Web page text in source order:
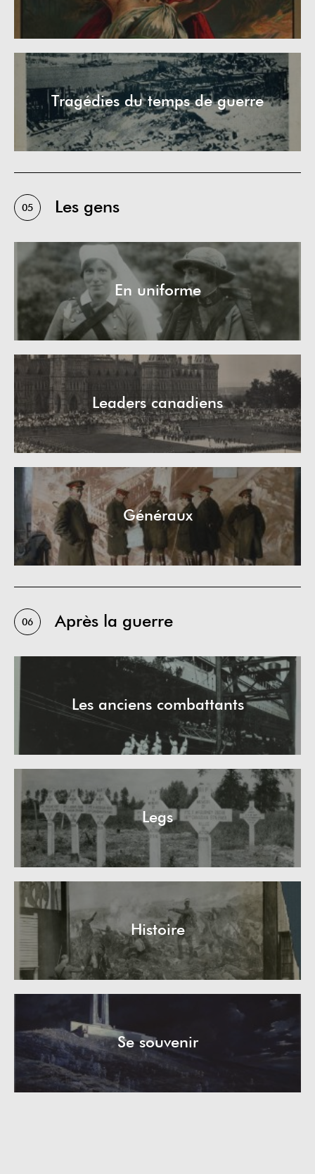
Tragédies du temps de guerre
05 Les gens
En uniforme
Leaders canadiens
Généraux
06 Après la guerre
Les anciens combattants
Legs
Histoire
Se souvenir